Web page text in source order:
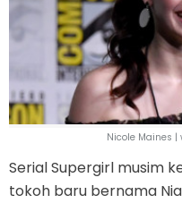
Nicole Maines |
Serial Supergirl musim
tokoh baru bernama